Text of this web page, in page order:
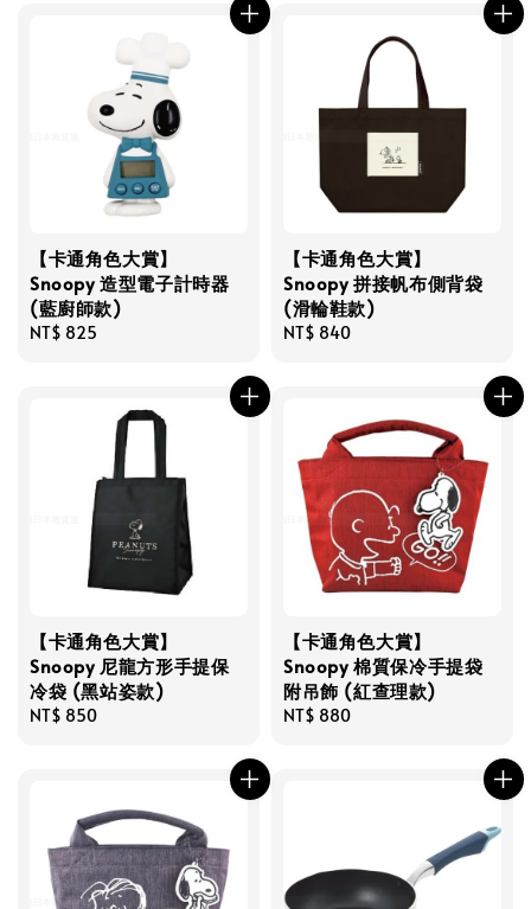
【卡通角色大賞】
Snoopy 造型電子計時器
(藍廚師款)
Regular
NT$ 825
【卡通角色大賞】
Snoopy 拼接帆布側背袋
(滑輪鞋款)
Regular
NT$ 840
【卡通角色大賞】
Snoopy 尼龍方形手提保
冷袋 (黑站姿款)
Regular
NT$ 850
【卡通角色大賞】
Snoopy 棉質保冷手提袋
附吊飾 (紅查理款)
Regular
NT$ 880